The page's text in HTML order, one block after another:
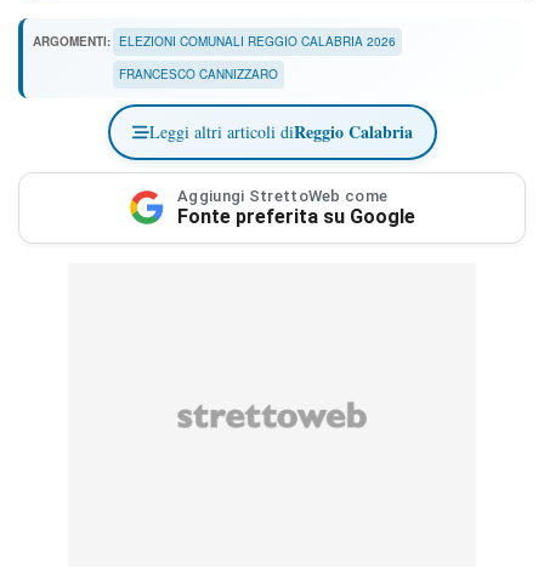
ARGOMENTI: ELEZIONI COMUNALI REGGIO CALABRIA 2026
FRANCESCO CANNIZZARO
Leggi altri articoli diReggio Calabria
Aggiungi StrettoWeb come
Fonte preferita su Google